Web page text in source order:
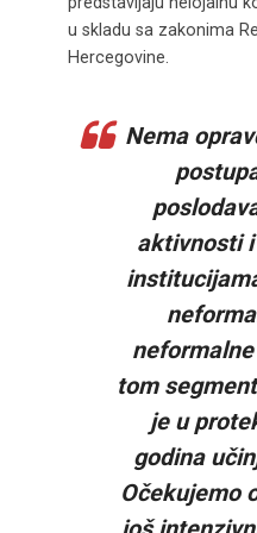
u skladu sa zakonima
Hercegovine.
Nema
aktivnosti
tom
je u
godina
Očekujemo